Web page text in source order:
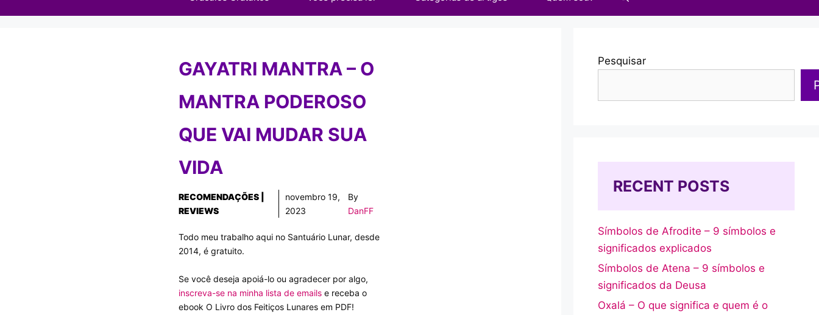
GAYATRI MANTRA – O
MANTRA PODEROSO
QUE VAI MUDAR SUA
VIDA
RECOMENDAÇÕES |
REVIEWS
novembro 19,
2023
By
DanFF
Todo meu trabalho aqui no Santuário Lunar, desde
2014, é gratuito.
Se você deseja apoiá-lo ou agradecer por algo,
inscreva-se na minha lista de emails e receba o
ebook O Livro dos Feitiços Lunares em PDF!
Pesquisar
RECENT POSTS
Símbolos de Afrodite – 9 símbolos e
significados explicados
Símbolos de Atena – 9 símbolos e
significados da Deusa
Oxalá – O que significa e quem é o